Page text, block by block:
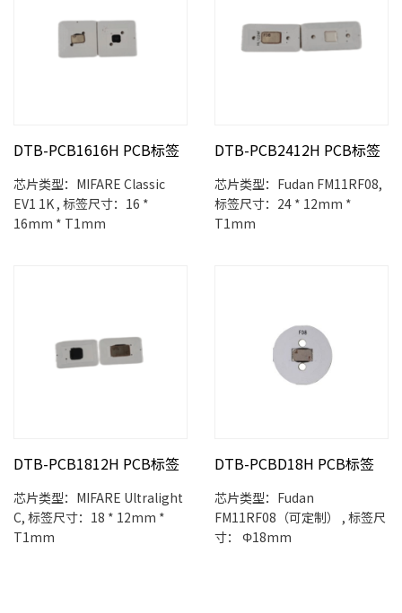
DTB-PCB1616H PCB标签
芯片类型：MIFARE Classic
EV1 1K , 标签尺寸：16 *
16mm * T1mm
DTB-PCB2412H PCB标签
芯片类型：Fudan FM11RF08,
标签尺寸：24 * 12mm *
T1mm
DTB-PCB1812H PCB标签
芯片类型：MIFARE Ultralight
C, 标签尺寸：18 * 12mm *
T1mm
DTB-PCBD18H PCB标签
芯片类型：Fudan
FM11RF08（可定制） , 标签尺
寸： Φ18mm